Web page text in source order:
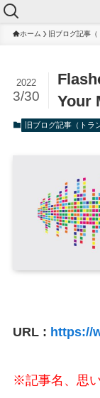
ホーム 旧ブログ記事（
Your
2022
3/30
旧ブログ記事（トラ
URL : https://
※記事名、思